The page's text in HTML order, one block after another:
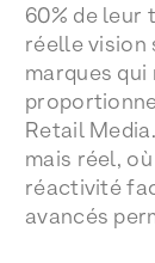
60% de leur
réelle vision
marques
Retail
mais réel,
réactivité
avancés